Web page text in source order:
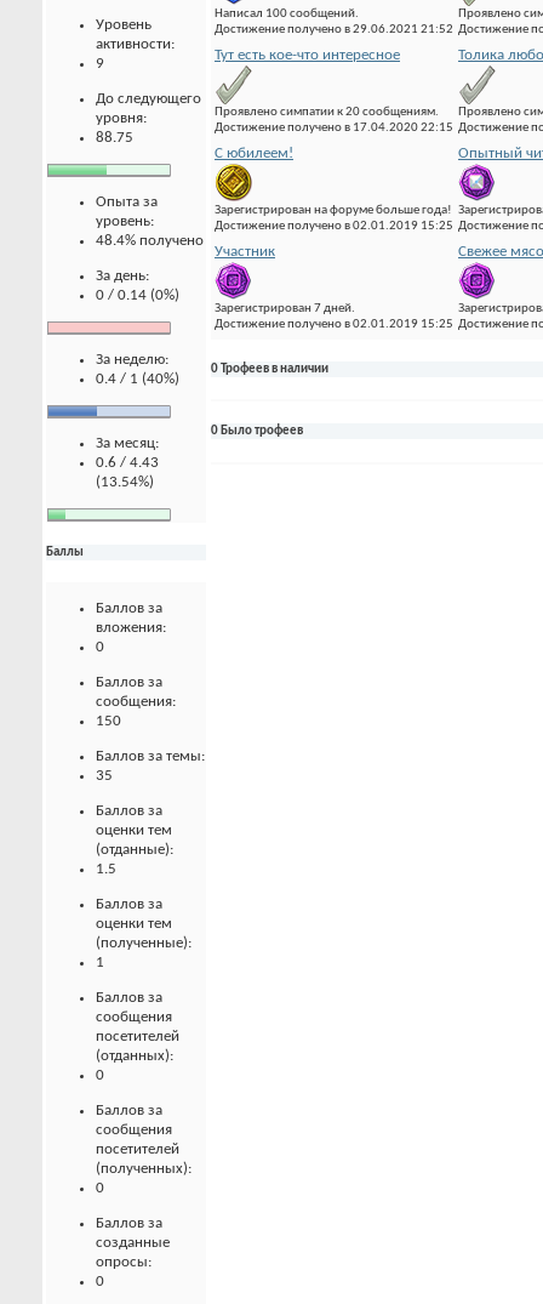
Уровень
активности:
9
До следующего
уровня:
88.75
Опыта за
уровень:
48.4% получено
За день:
0 / 0.14 (0%)
За неделю:
0.4 / 1 (40%)
За месяц:
0.6 / 4.43
(13.54%)
Баллы
Баллов за
вложения:
0
Баллов за
сообщения:
150
Баллов за темы:
35
Баллов за
оценки тем
(отданные):
1.5
Баллов за
оценки тем
(полученные):
1
Баллов за
сообщения
посетителей
(отданных):
0
Баллов за
сообщения
посетителей
(полученных):
0
Баллов за
созданные
опросы:
0
Написал 100 сообщений.
Достижение получено в 29.06.2021 21:52
Проявлено
Достижение
Тут есть кое-что интересное
Проявлено симпатии к 20 сообщениям.
Достижение получено в 17.04.2020 22:15
Толика
Проявлено
Достижение
С юбилеем!
Зарегистрирован на форуме больше года!
Достижение получено в 02.01.2019 15:25
Опытный
Достижение
Участник
Зарегистрирован 7 дней.
Достижение получено в 02.01.2019 15:25
Свежее мясо
Достижение
0 Трофеев в наличии
0 Было трофеев